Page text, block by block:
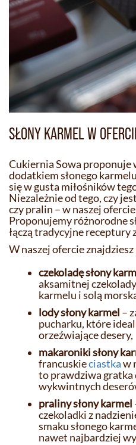
SŁONY KARMEL W
Cukiernia Sowa proponuje
dodatkiem słonego
się w gusta miłośników
Niezależnie od tego, czy
czy pralin – w naszej
Proponujemy różnorodne
łączą tradycyjne receptury
W naszej ofercie
czekoladę słony
aksamitnej
karmelu i solą
lody słony karmel –
pucharku, które
orzeźwiające desery,
makaroniki słony
francuskieciastkaw
to prawdziwa gratka
wykwintnych
praliny słony karmel
czekoladki z
smaku słonego
nawet najbardziej